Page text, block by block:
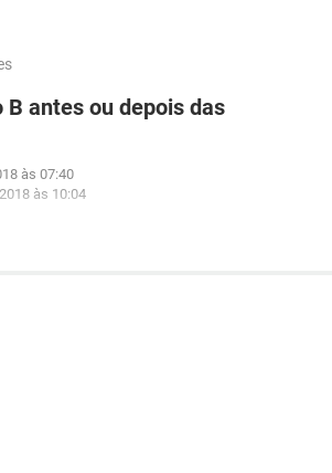
B antes ou depois das
às 07:40
às 10:04